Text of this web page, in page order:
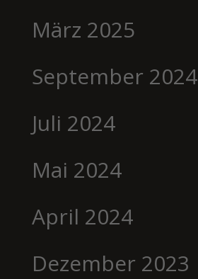
März 2025
September 2024
Juli 2024
Mai 2024
April 2024
Dezember 2023